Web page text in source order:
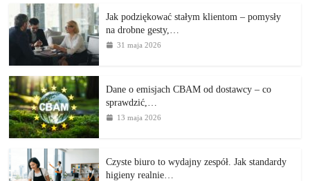
Jak podziękować stałym klientom – pomysły
na drobne gesty,…
31 maja 2026
Dane o emisjach CBAM od dostawcy – co
sprawdzić,…
13 maja 2026
Czyste biuro to wydajny zespół. Jak standardy
higieny realnie…